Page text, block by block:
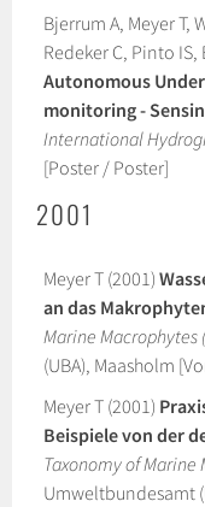
Bjerrum A, Meyer T,
Redeker C, Pinto IS,
Autonomous
monitoring -
International
[Poster / Poster]
2001
Meyer T (2001)
an das
Marine Macrophytes
(UBA), Maasholm
Meyer T (2001)
Beispiele von der
Taxonomy of Marine
Umweltbundesamt